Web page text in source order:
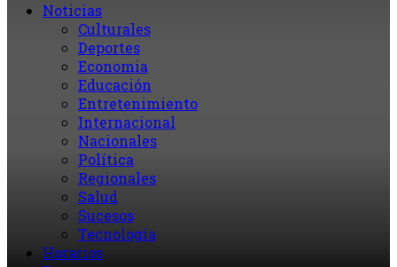
Noticias
Culturales
Deportes
Economia
Educación
Entretenimiento
Internacional
Nacionales
Política
Regionales
Salud
Sucesos
Tecnología
Horarios